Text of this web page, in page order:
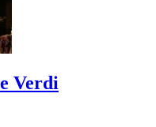
Verdi